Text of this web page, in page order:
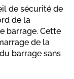
de sécurité de
de la
barrage. Cette
de la
barrage sans